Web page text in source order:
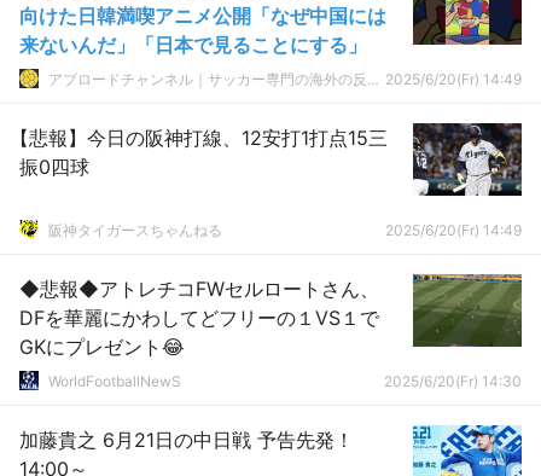
向けた日韓満喫アニメ公開「なぜ中国には
来ないんだ」「日本で見ることにする」
アブロードチャンネル｜サッカー専門の海外の反応サイト 2025/6/20(Fr) 14:49
【悲報】今日の阪神打線、12安打1打点15三
振0四球
阪神タイガースちゃんねる 2025/6/20(Fr) 14:49
◆悲報◆アトレチコFWセルロートさん、
DFを華麗にかわしてどフリーの１VS１で
GKにプレゼント😂
WorldFootballNewS 2025/6/20(Fr) 14:30
加藤貴之 6月21日の中日戦 予告先発！
14:00～